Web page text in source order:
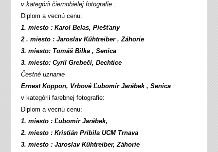
v kategórii čiernobielej fotografie :
Diplom a vecnú cenu:
1. miesto : Karol Belas, Piešťany
2 . miesto : Jaroslav Kűhtreiber , Záhorie
3. miesto: Tomáš Bilka , Senica
3. miesto: Cyril Grebečí, Dechtice
Čestné uznanie
Ernest Koppon, Vrbové Ľubomír Jarábek , Senica
v kategórii farebnej fotografie:
Diplom a vecnú cenu:
1. miesto : Ľubomír Jarábek,
2. miesto : Kristián Pribila UCM Trnava
3. miesto : Jaroslav Kűhtreiber, Záhorie